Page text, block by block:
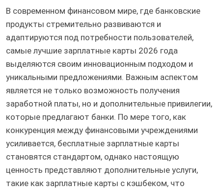
В современном финансовом мире, где банковские
продукты стремительно развиваются и
адаптируются под потребности пользователей,
самые лучшие зарплатные карты 2026 года
выделяются своим инновационным подходом и
уникальными предложениями. Важным аспектом
является не только возможность получения
заработной платы, но и дополнительные привилегии,
которые предлагают банки. По мере того, как
конкуренция между финансовыми учреждениями
усиливается, бесплатные зарплатные карты
становятся стандартом, однако настоящую
ценность представляют дополнительные услуги,
такие как зарплатные карты с кэшбеком, что